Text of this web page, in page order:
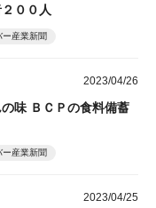
００人
ー産業新聞
2023/04/26
味 ＢＣＰの食料備蓄
ー産業新聞
2023/04/25